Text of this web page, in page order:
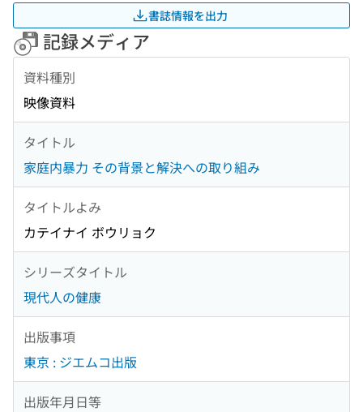
書誌情報を出力
記録メディア
資料種別
映像資料
タイトル
家庭内暴力 その背景と解決への取り組み
タイトルよみ
カテイナイ ボウリョク
シリーズタイトル
現代人の健康
出版事項
東京 : ジエムコ出版
出版年月日等